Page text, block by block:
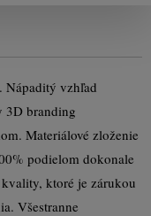
Nápaditý vzhľad
3D branding
Materiálové zloženie
podielom dokonale
ktoré je zárukou
Všestranne